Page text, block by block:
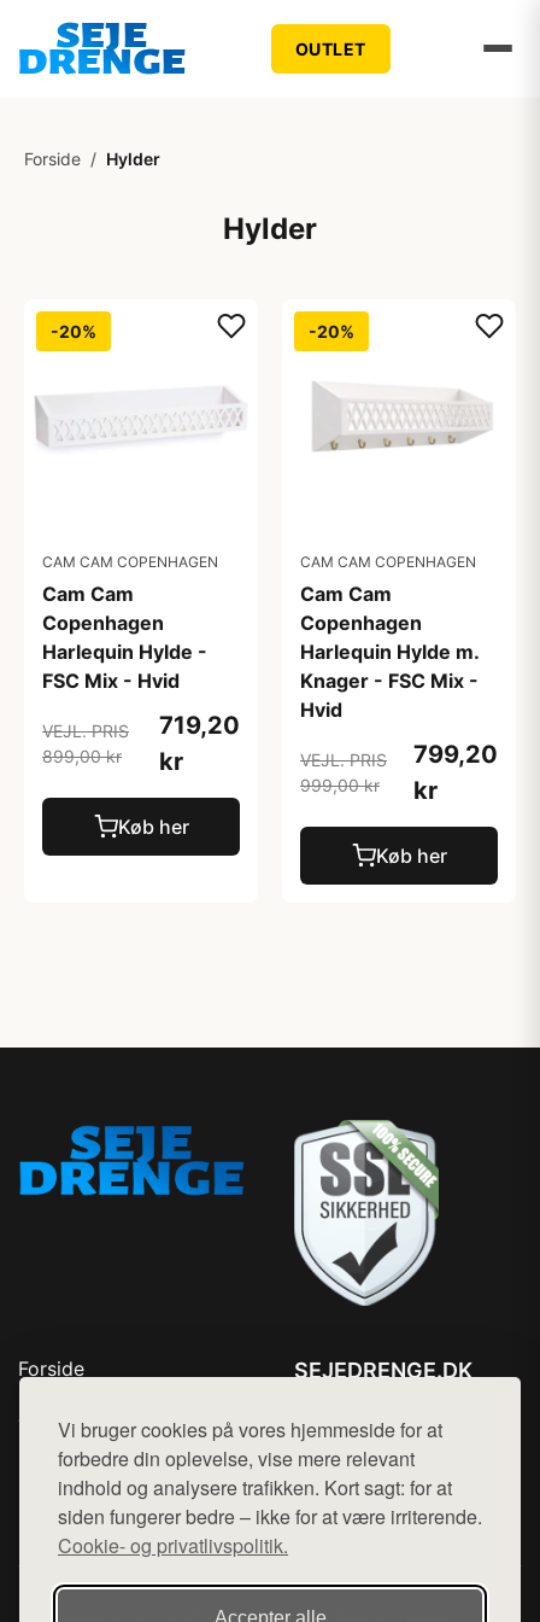
Vi bruger cookies på vores hjemmeside for at
forbedre din oplevelse, vise mere relevant
indhold og analysere trafikken. Kort sagt: for at
siden fungerer bedre – ikke for at være irriterende.
Cookie- og privatlivspolitik.
Accepter alle
OUTLET
Forside / Hylder
Hylder
-20%
CAM CAM COPENHAGEN
Cam Cam
Copenhagen
Harlequin Hylde -
FSC Mix - Hvid
VEJL. PRIS
899,00 kr
719,20
kr
Køb her
-20%
CAM CAM COPENHAGEN
Cam Cam
Copenhagen
Harlequin Hylde m.
Knager - FSC Mix -
Hvid
VEJL. PRIS
999,00 kr
799,20
kr
Køb her
Forside
Top Rabatter
Kontakt
SEJEDRENGE.DK
Mail: hej@want.dk
Cookie- og privatlivspolitik
Denne side er en del af want.dk, der udgiver en række